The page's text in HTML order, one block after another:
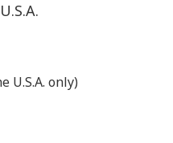
U.S.A. only)